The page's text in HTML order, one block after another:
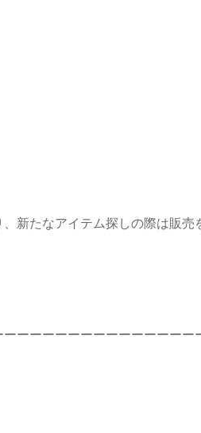
新たなアイテム探しの際は販売
ーーーーーーーーーーーーーー